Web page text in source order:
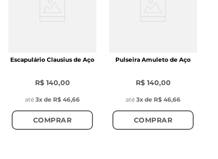
Escapulário Clausius de Aço
R$ 140,00
até 3x de R$ 46,66
COMPRAR
Pulseira Amuleto de Aço
R$ 140,00
até 3x de R$ 46,66
COMPRAR